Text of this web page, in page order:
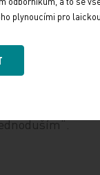
slovníku
dneškem, kdy
je „klíčové“,
plynoucími pro